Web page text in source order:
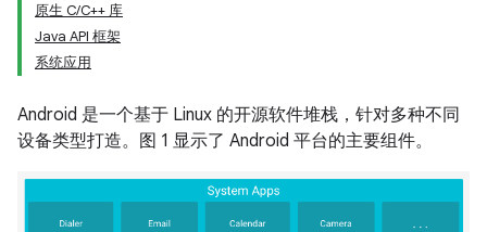
原生 C/C++ 库
Java API 框架
系统应用
Android 是一个基于 Linux 的开源软件堆栈，针对多种不同
设备类型打造。图 1 显示了 Android 平台的主要组件。